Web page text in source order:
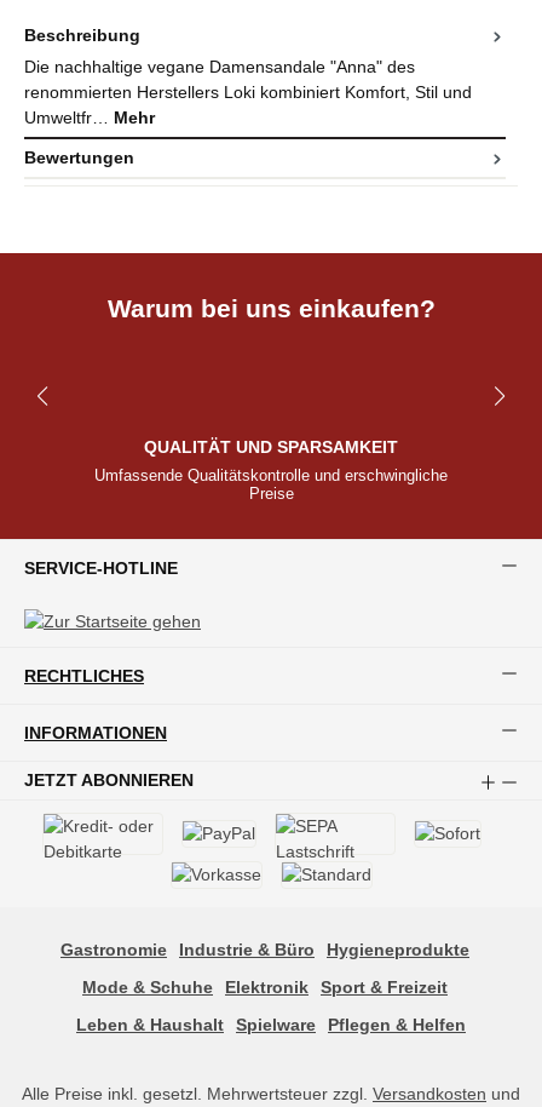
Beschreibung
Die nachhaltige vegane Damensandale "Anna" des
renommierten Herstellers Loki kombiniert Komfort, Stil und
Umweltfr… Mehr
Bewertungen
Warum bei uns einkaufen?
QUALITÄT UND SPARSAMKEIT
Umfassende Qualitätskontrolle und erschwingliche
Preise
SERVICE-HOTLINE
RECHTLICHES
INFORMATIONEN
JETZT ABONNIEREN
Gastronomie Industrie & Büro
Hygieneprodukte
Mode & Schuhe
Elektronik
Sport & Freizeit
Leben & Haushalt
Spielware Pflegen & Helfen
Alle Preise inkl. gesetzl. Mehrwertsteuer zzgl. Versandkosten und